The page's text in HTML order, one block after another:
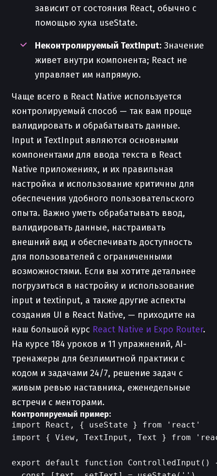
зависит от состояния React, обычно с
помощью хука useState.
Неконтролируемый TextInput: Значение
живет внутри компонента; React не
управляет им напрямую.
Чаще всего в React Native используется
контролируемый способ — так вам проще
валидировать и обрабатывать данные.
Input и TextInput являются основными
компонентами для ввода текста в React
Native приложениях, и их правильная
настройка и использование критичны для
обеспечения удобного пользовательского
опыта. Важно уметь обрабатывать ввод,
валидировать данные, настраивать
внешний вид и обеспечивать доступность
для пользователей с ограниченными
возможностями. Если вы хотите детальнее
погрузиться в настройку и использование
input и textinput, а также другие аспекты
создания UI в React Native, — приходите на
наш большой курс React Native и Expo Router.
На курсе 184 уроков и 11 упражнений, AI-
тренажеры для безлимитной практики с
кодом и задачами 24/7, решение задач с
живым ревью наставника, еженедельные
встречи с менторами.
Контролируемый пример:
import React, { useState } from 'react'
import { View, TextInput, Text } from
export default function ControlledInput()